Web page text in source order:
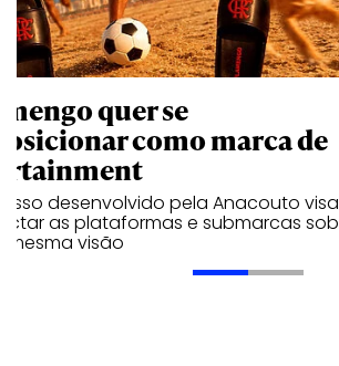
quer se
como marca de
desenvolvido pela Anacouto visa
as plataformas e submarcas sob
mesma visão